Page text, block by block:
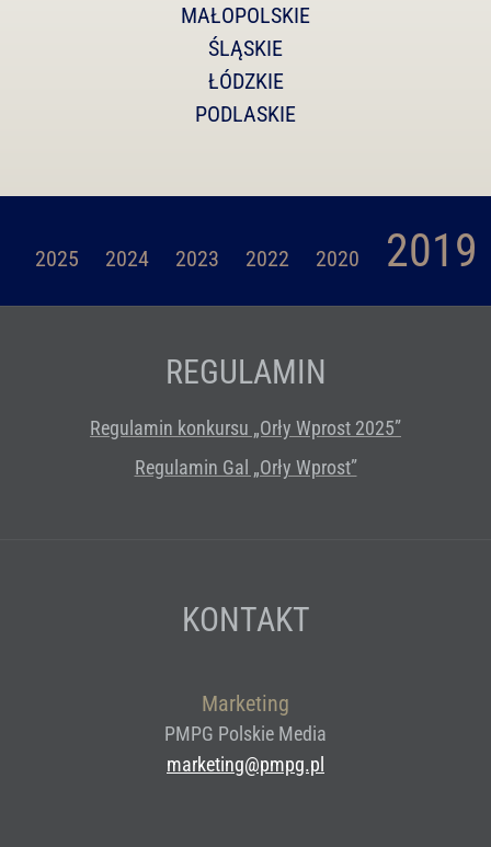
MAŁOPOLSKIE
ŚLĄSKIE
ŁÓDZKIE
PODLASKIE
2025 2024 2023 2022 2020 2019
REGULAMIN
Regulamin konkursu „Orły Wprost 2025”
Regulamin Gal „Orły Wprost”
KONTAKT
Marketing
PMPG Polskie Media
marketing@pmpg.pl